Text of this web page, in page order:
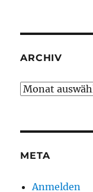
ARCHIV
Archiv
META
Anmelden